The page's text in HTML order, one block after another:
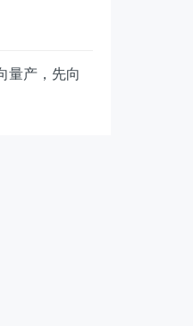
量产，先向